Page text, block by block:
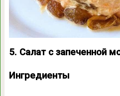
5. Салат с запеченной
Ингредиенты